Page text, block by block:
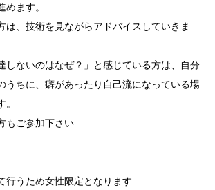
ます。
は、技術を見ながらアドバイスしていきま
しないのはなぜ？」と感じている方は、自分
うちに、癖があったり自己流になっている場
もご参加下さい
行うため女性限定となります